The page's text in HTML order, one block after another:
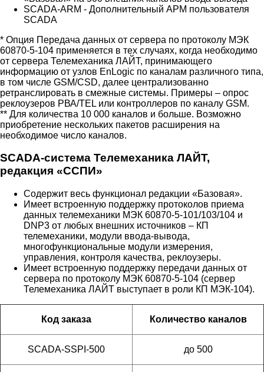
SCADA-ARM - Дополнительный АРМ пользователя
SCADA
* Опция Передача данных от сервера по протоколу МЭК
60870-5-104 применяется в тех случаях, когда необходимо
от сервера Телемеханика ЛАЙТ, принимающего
информацию от узлов EnLogic по каналам различного типа,
в том числе GSM/CSD, далее централизованно
ретранслировать в смежные системы. Примеры – опрос
реклоузеров РВА/TEL или контроллеров по каналу GSM.
** Для количества 10 000 каналов и больше. Возможно
приобретение нескольких пакетов расширения на
необходимое число каналов.
SCADA-система Телемеханика ЛАЙТ,
редакция «ССПИ»
Содержит весь функционал редакции «Базовая».
Имеет встроенную поддержку протоколов приема
данных телемеханики МЭК 60870-5-101/103/104 и
DNP3 от любых внешних источников – КП
телемеханики, модули ввода-вывода,
многофункциональные модули измерения,
управления, контроля качества, реклоузеры.
Имеет встроенную поддержку передачи данных от
сервера по протоколу МЭК 60870-5-104 (сервер
Телемеханика ЛАЙТ выступает в роли КП МЭК-104).
Код заказа Количество каналов
SCADA-SSPI-500 до 500